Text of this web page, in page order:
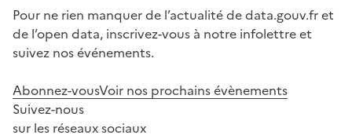
Pour ne rien manquer de l’actualité de data.gouv.fr et
de l’open data, inscrivez-vous à notre infolettre et
suivez nos événements.
Abonnez-vousVoir nos prochains évènements
Suivez-nous
sur les réseaux sociaux